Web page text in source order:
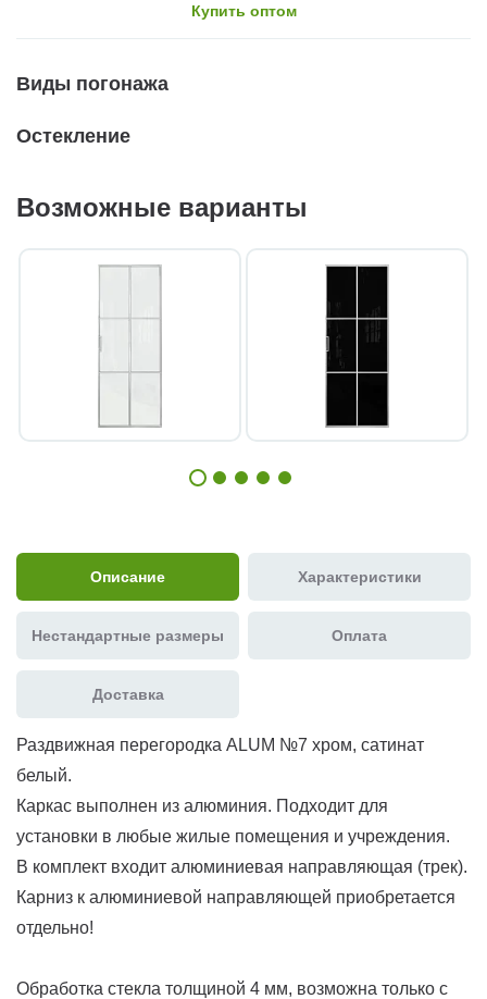
Купить оптом
Виды погонажа
Остекление
Возможные варианты
Описание Характеристики
Нестандартные размеры Оплата
Доставка
Раздвижная перегородка ALUM №7 хром, сатинат
белый.
Каркас выполнен из алюминия. Подходит для
установки в любые жилые помещения и учреждения.
В комплект входит алюминиевая направляющая (трек).
Карниз к алюминиевой направляющей приобретается
отдельно!
Обработка стекла толщиной 4 мм, возможна только с